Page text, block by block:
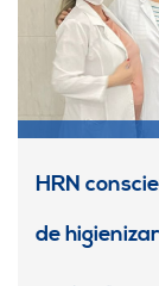
HRN
de